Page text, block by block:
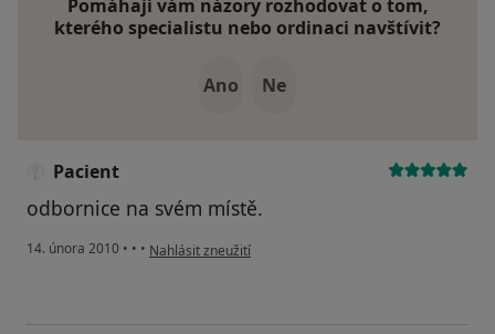
Pomáhají vám názory rozhodovat o tom,
kterého specialistu nebo ordinaci navštívit?
Ano Ne
Pacient
odbornice na svém místě.
14. února 2010 • • • podle názoru uživatele Pacient
Nahlásit zneužití